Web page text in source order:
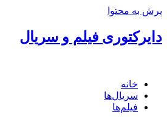
پرش به محتوا
دایرکتوری فیلم و سریال
خانه
سریال‌ها
فیلم‌ها